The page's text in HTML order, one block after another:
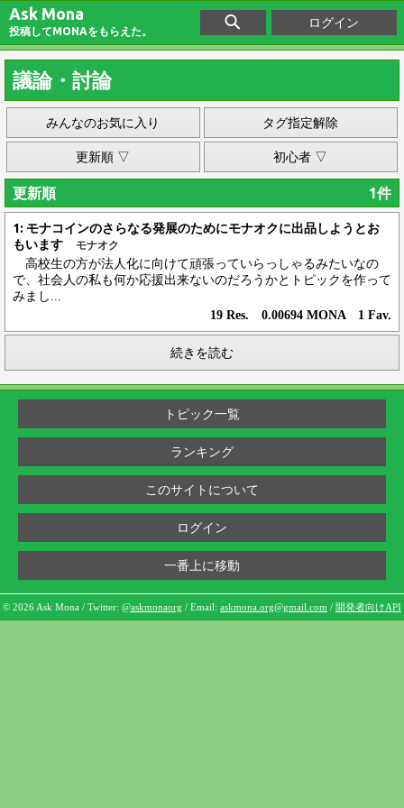
Ask Mona
投稿してMONAをもらえた。
ログイン
議論・討論
みんなのお気に入り タグ指定解除
更新順 ▽ 初心者 ▽
更新順 1件
1: モナコインのさらなる発展のためにモナオクに出品しようとお
もいます
モナオク
高校生の方が法人化に向けて頑張っていらっしゃるみたいなの
で、社会人の私も何か応援出来ないのだろうかとトピックを作って
みまし...
19 Res. 0.00694 MONA 1 Fav.
続きを読む
トピック一覧
ランキング
このサイトについて
ログイン
一番上に移動
© 2026 Ask Mona / Twitter: @askmonaorg / Email: askmona.org@gmail.com / 開発者向けAPI